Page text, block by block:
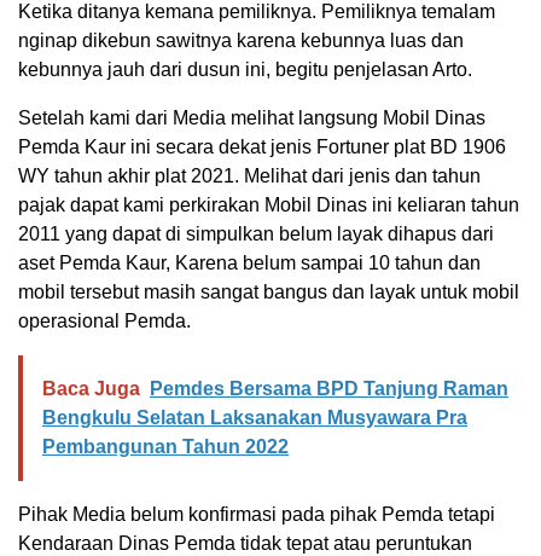
Ketika ditanya kemana pemiliknya. Pemiliknya temalam
nginap dikebun sawitnya karena kebunnya luas dan
kebunnya jauh dari dusun ini, begitu penjelasan Arto.
Setelah kami dari Media melihat langsung Mobil Dinas
Pemda Kaur ini secara dekat jenis Fortuner plat BD 1906
WY tahun akhir plat 2021. Melihat dari jenis dan tahun
pajak dapat kami perkirakan Mobil Dinas ini keliaran tahun
2011 yang dapat di simpulkan belum layak dihapus dari
aset Pemda Kaur, Karena belum sampai 10 tahun dan
mobil tersebut masih sangat bangus dan layak untuk mobil
operasional Pemda.
Baca Juga
Pemdes Bersama BPD Tanjung Raman
Bengkulu Selatan Laksanakan Musyawara Pra
Pembangunan Tahun 2022
Pihak Media belum konfirmasi pada pihak Pemda tetapi
Kendaraan Dinas Pemda tidak tepat atau peruntukan